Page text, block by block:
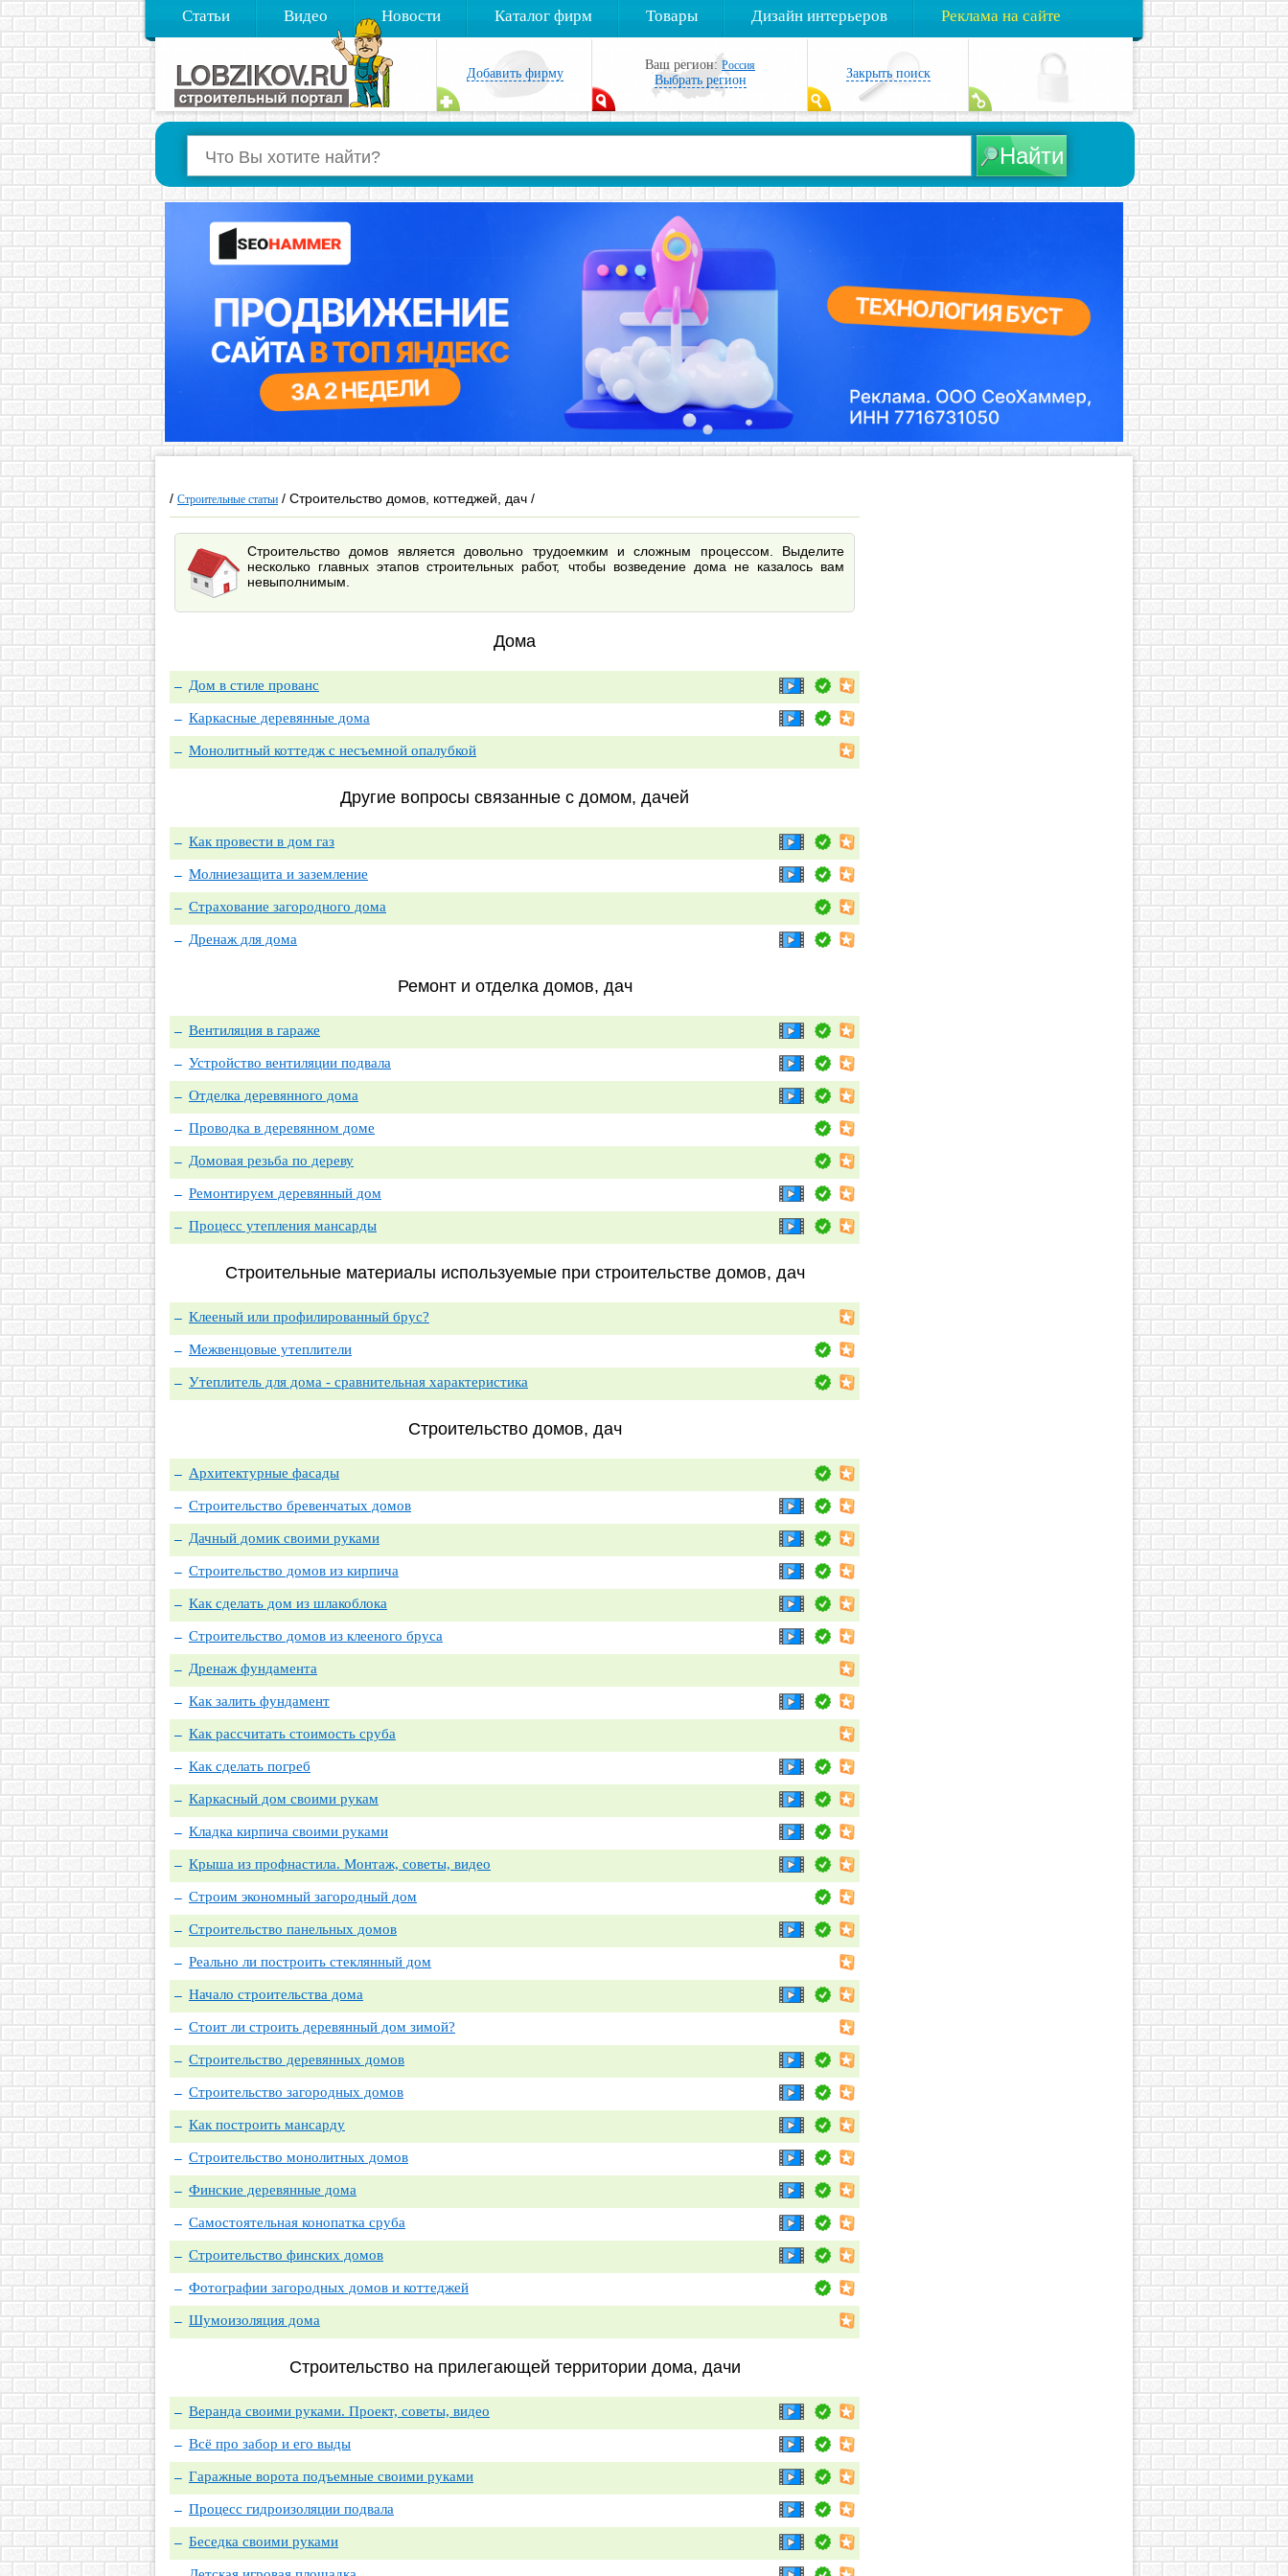
Статьи Видео Новости Каталог фирм Товары Дизайн интерьеров Реклама на сайте
Закрыть поиск
Ваш регион: Россия
Выбрать регион
Добавить фирму
/ Строительные статьи / Строительство домов, коттеджей, дач /
Строительство домов является довольно трудоемким и сложным процессом. Выделите
несколько главных этапов строительных работ, чтобы возведение дома не казалось вам
невыполнимым.
Дома
Дом в стиле прованс
Каркасные деревянные дома
Монолитный коттедж с несъемной опалубкой
Другие вопросы связанные с домом, дачей
Как провести в дом газ
Молниезащита и заземление
Страхование загородного дома
Дренаж для дома
Ремонт и отделка домов, дач
Вентиляция в гараже
Устройство вентиляции подвала
Отделка деревянного дома
Проводка в деревянном доме
Домовая резьба по дереву
Ремонтируем деревянный дом
Процесс утепления мансарды
Строительные материалы используемые при строительстве домов, дач
Клееный или профилированный брус?
Межвенцовые утеплители
Утеплитель для дома - сравнительная характеристика
Строительство домов, дач
Архитектурные фасады
Строительство бревенчатых домов
Дачный домик своими руками
Строительство домов из кирпича
Как сделать дом из шлакоблока
Строительство домов из клееного бруса
Дренаж фундамента
Как залить фундамент
Как рассчитать стоимость сруба
Как сделать погреб
Каркасный дом своими рукам
Кладка кирпича своими руками
Крыша из профнастила. Монтаж, советы, видео
Строим экономный загородный дом
Строительство панельных домов
Реально ли построить стеклянный дом
Начало строительства дома
Стоит ли строить деревянный дом зимой?
Строительство деревянных домов
Строительство загородных домов
Как построить мансарду
Строительство монолитных домов
Финские деревянные дома
Самостоятельная конопатка сруба
Строительство финских домов
Фотографии загородных домов и коттеджей
Шумоизоляция дома
Строительство на прилегающей территории дома, дачи
Веранда своими руками. Проект, советы, видео
Всё про забор и его выды
Гаражные ворота подъемные своими руками
Процесс гидроизоляции подвала
Беседка своими руками